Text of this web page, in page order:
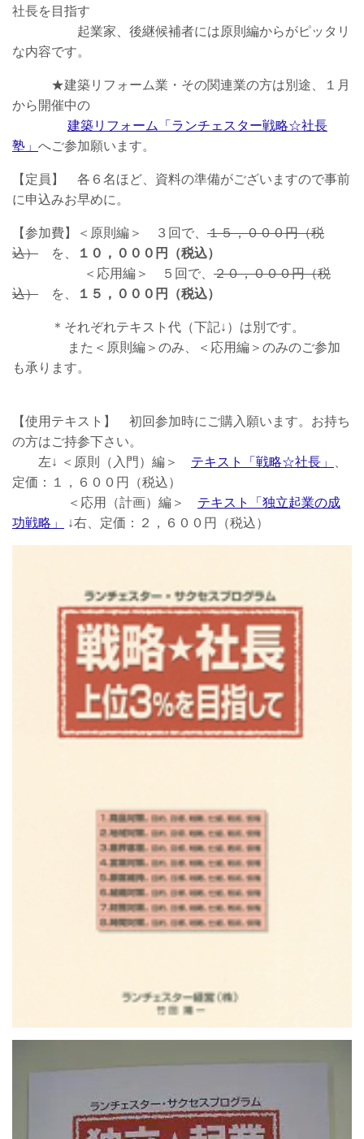
社長を目指す
起業家、後継候補者には原則編からがピッタリ
な内容です。
★建築リフォーム業・その関連業の方は別途、１月
から開催中の
建築リフォーム「ランチェスター戦略☆社長
塾」 へご参加願います。
【定員】 各６名ほど、資料の準備がございますので事前
に申込みお早めに。
【参加費】＜原則編＞ ３回で、 １５，０００円（税
込） を、
１０，０００円（税込）
＜応用編＞ ５回で、 ２０，０００円（税
込） を、 １５，０００円（税込）
＊それぞれテキスト代（下記↓）は別です。
また＜原則編＞のみ、＜応用編＞のみのご参加
も承ります。
【使用テキスト】 初回参加時にご購入願います。お持ち
の方はご持参下さい。
左↓ ＜原則（入門）編＞ テキスト「戦略☆社長」
定価：１，６００円（税込）
＜応用（計画）編＞ テキスト「独立起業の成
功戦略」
↓右、定価：２，６００円（税込）